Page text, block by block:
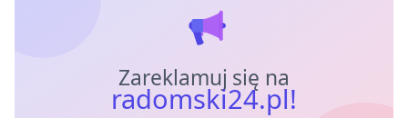
Zareklamuj się na
radomski24.pl!